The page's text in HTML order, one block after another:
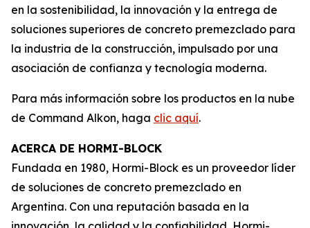
en la sostenibilidad, la innovación y la entrega de
soluciones superiores de concreto premezclado para
la industria de la construcción, impulsado por una
asociación de confianza y tecnología moderna.
Para más información sobre los productos en la nube
de Command Alkon, haga clic aquí.
ACERCA DE HORMI-BLOCK
Fundada en 1980, Hormi-Block es un proveedor líder
de soluciones de concreto premezclado en
Argentina. Con una reputación basada en la